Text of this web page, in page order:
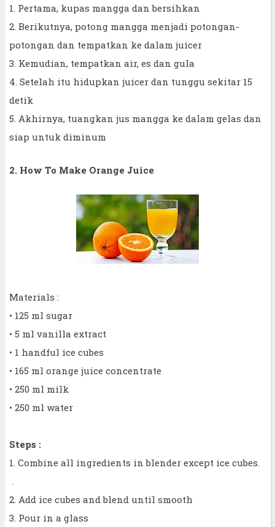
1. Pertama, kupas mangga dan bersihkan
2. Berikutnya, potong mangga menjadi potongan-
potongan dan tempatkan ke dalam juicer
3. Kemudian, tempatkan air, es dan gula
4. Setelah itu hidupkan juicer dan tunggu sekitar 15
detik
5. Akhirnya, tuangkan jus mangga ke dalam gelas dan
siap untuk diminum
2. How To Make Orange Juice
Materials :
• 125 ml sugar
• 5 ml vanilla extract
• 1 handful ice cubes
• 165 ml orange juice concentrate
• 250 ml milk
• 250 ml water
Steps :
1. Combine all ingredients in blender except ice cubes.
2. Add ice cubes and blend until smooth
3. Pour in a glass